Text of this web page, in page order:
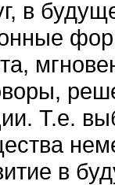
в
Т.е.
в